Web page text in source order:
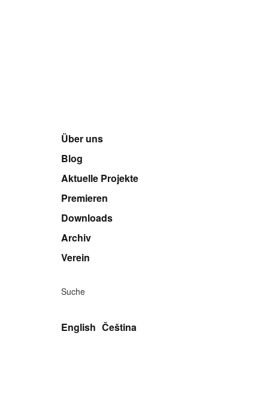
Über uns
Blog
Aktuelle Projekte
Premieren
Downloads
Archiv
Verein
Suche
English Čeština